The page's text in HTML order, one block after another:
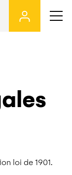
loi de 1901.